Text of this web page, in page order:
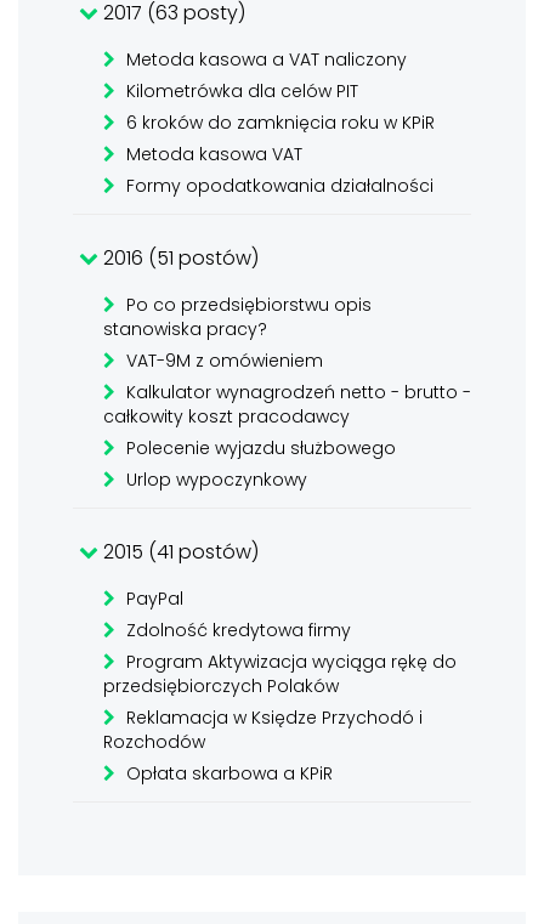
2017 (63 posty)
Metoda kasowa a VAT naliczony
Kilometrówka dla celów PIT
6 kroków do zamknięcia roku w KPiR
Metoda kasowa VAT
Formy opodatkowania działalności
2016 (51 postów)
Po co przedsiębiorstwu opis
stanowiska pracy?
VAT-9M z omówieniem
Kalkulator wynagrodzeń netto - brutto -
całkowity koszt pracodawcy
Polecenie wyjazdu służbowego
Urlop wypoczynkowy
2015 (41 postów)
PayPal
Zdolność kredytowa firmy
Program Aktywizacja wyciąga rękę do
przedsiębiorczych Polaków
Reklamacja w Księdze Przychodó i
Rozchodów
Opłata skarbowa a KPiR